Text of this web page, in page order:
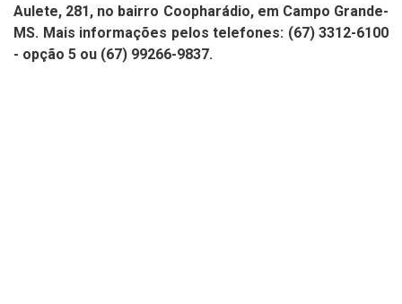
Aulete, 281, no bairro Coopharádio, em Campo Grande-
MS. Mais informações pelos telefones: (67) 3312-6100
- opção 5 ou (67) 99266-9837.